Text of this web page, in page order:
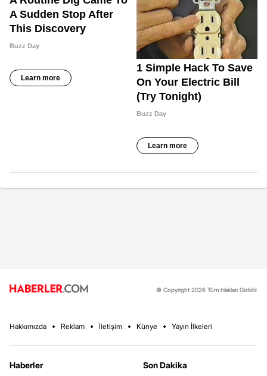
© Copyright 2026 Tüm Hakları Gizlidir.
Hakkımızda Reklam İletişim Künye Yayın İlkeleri
Haberler
Son Dakika